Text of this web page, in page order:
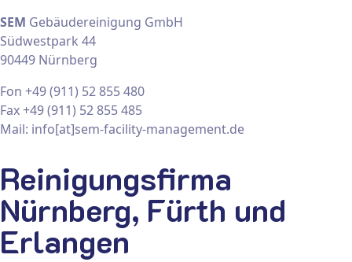
SEM Gebäudereinigung GmbH
Südwestpark 44
90449 Nürnberg
Fon +49 (911) 52 855 480
Fax +49 (911) 52 855 485
Mail: info[at]sem-facility-management.de
Reinigungsfirma
Nürnberg, Fürth und
Erlangen